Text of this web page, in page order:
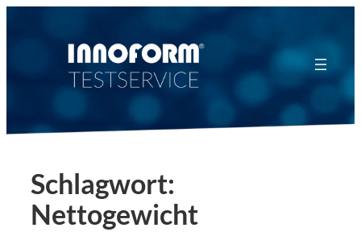
Schlagwort:
Nettogewicht